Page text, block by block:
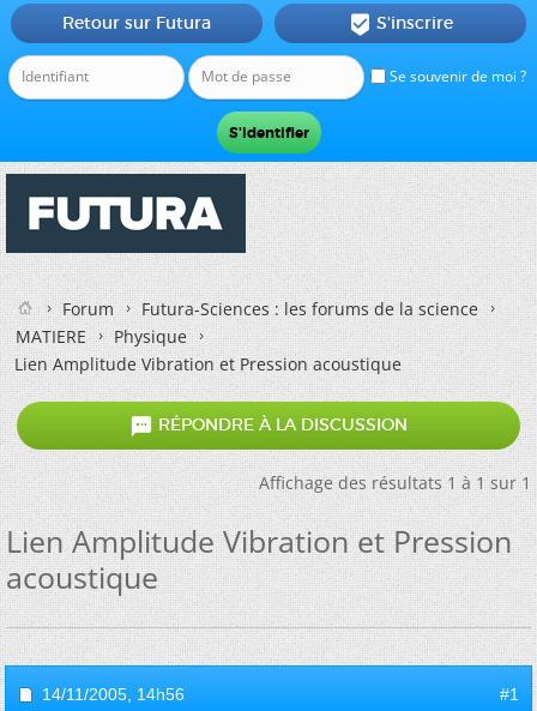
Se souvenir de moi ?
Retour sur Futura  S'inscrire
Forum
Futura-Sciences : les forums de la science
MATIERE
Physique
Lien Amplitude Vibration et Pression acoustique
 RÉPONDRE À LA DISCUSSION
Affichage des résultats 1 à 1 sur 1
Lien Amplitude Vibration et Pression
acoustique
14/11/2005, 14h56 #1